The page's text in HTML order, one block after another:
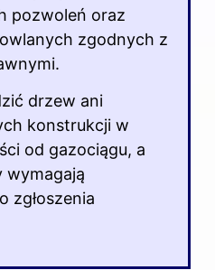
pozwoleń oraz
zgodnych z
drzew ani
konstrukcji w
od gazociągu, a
wymagają
zgłoszenia